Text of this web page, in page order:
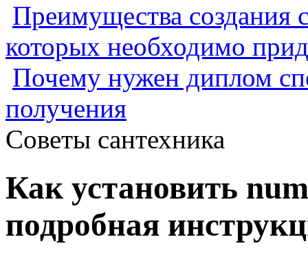
Преимущества создания
которых необходимо
Почему нужен диплом
получения
Советы сантехника
Как установить
подробная